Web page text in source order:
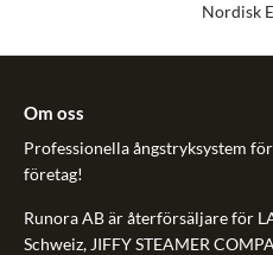
Nordisk
Om oss
Professionella ångstryksystem
företag!
Runora AB är återförsäljare för
Schweiz, JIFFY STEAMER